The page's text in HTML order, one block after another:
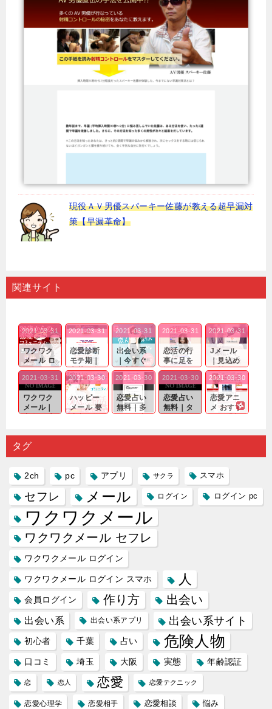
現役ＡＶ男優スパーキー佐藤が教える超早漏対
策【早漏革命】
関連サイト
ワクワク
メール ロ
グイン pc
｜心の底
から真
剣...
2021-03-31
恋愛診断
モテ期｜
老若男女
問わ
ず…。
2021-03-31
出会い系
｜今すぐ
仲良くな
れる相手
探しをし
たいと...
2021-03-31
恋活の行
事に足を
運んでも
出会いの
チャンス
が訪れ...
2021-03-31
Jメール
｜見込め
る効果が
確実なも
のであっ
ても…...
2021-03-31
ワクワク
メール｜
り会った
人に軽...
2021-03-31
ハッピー
メール 要
するので
2021-03-30
恋愛占い
無料｜多
プリの内
2021-03-30
恋愛占い
無料｜タ
る人に恋
2021-03-30
恋愛アニ
メ おすす
雑で素人
2021-03-30
タグ
2ch pc アプリ サクラ スマホ
セフレ メール ログイン ログイン pc
ワクワクメール
ワクワクメール セフレ
ワクワクメール ログイン
ワクワクメール ログイン スマホ 人
会員ログイン 作り方 出会い
出会い系 出会い系アプリ 出会い系サイト
初心者 千葉 占い 危険人物
口コミ 埼玉 大阪 実態 年齢認証
恋 恋人 恋愛 恋愛テクニック
恋愛心理学 恋愛相手 恋愛相談 悩み